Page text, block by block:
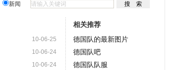
新闻
10-06-25
10-06-24
10-06-24
相关推荐
德国队的最新图片
德国队吧
德国队队服